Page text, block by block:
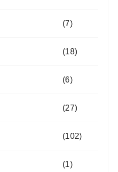
(7)
(18)
(6)
(27)
(102)
(1)